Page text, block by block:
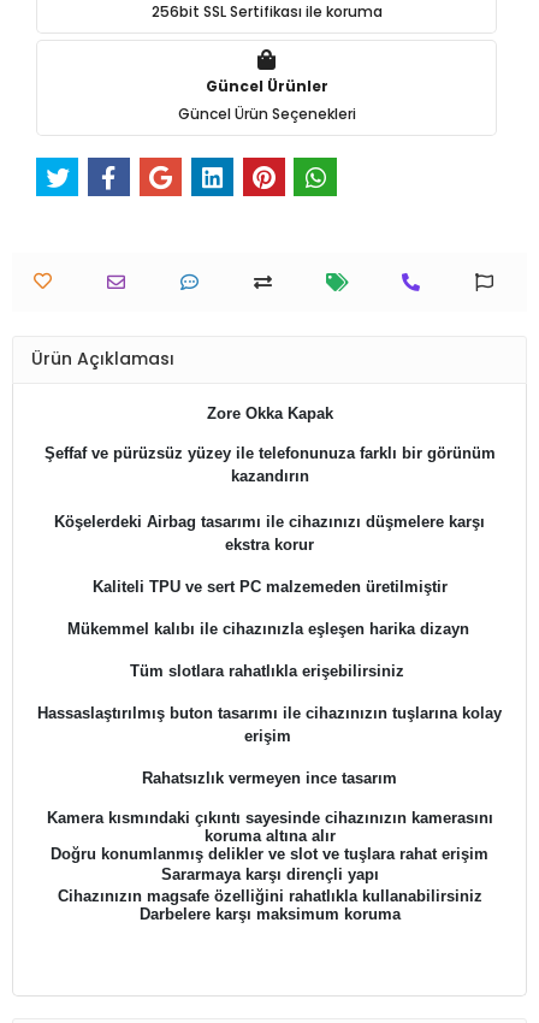
256bit SSL Sertifikası ile koruma
Güncel Ürünler
Güncel Ürün Seçenekleri
Ürün Açıklaması
​Zore OkkaKapak
Şeffaf ve pürüzsüz yüzey ile telefonunuza farklı bir görünüm
kazandırın
Köşelerdeki Airbag tasarımı ile cihazınızı düşmelere karşı
ekstra korur
Kaliteli TPU ve sert PC malzemeden üretilmiştir
Mükemmel kalıbı ile cihazınızla eşleşen harika dizayn
Tüm slotlara rahatlıkla erişebilirsiniz
Hassaslaştırılmış buton tasarımı ile cihazınızın tuşlarına kolay
erişim
Rahatsızlık vermeyen ince tasarım
Kamera kısmındaki çıkıntı sayesinde cihazınızın kamerasını
koruma altına alır
Doğru konumlanmış delikler ve slot ve tuşlara rahat erişim
Sararmaya karşı dirençli yapı
Cihazınızın magsafe özelliğini rahatlıkla kullanabilirsiniz
Darbelere karşı maksimum koruma